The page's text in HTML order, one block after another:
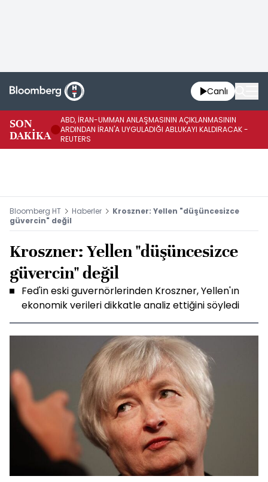
Canlı
SON
DAKİKA
ABD, İRAN-UMMAN ANLAŞMASININ AÇIKLANMASININ
ARDINDAN İRAN'A UYGULADIĞI ABLUKAYI KALDIRACAK -
REUTERS
Bloomberg HT Haberler
Kroszner: Yellen "düşüncesizce
güvercin" değil
Kroszner: Yellen "düşüncesizce
güvercin" değil
Fed'in eski guvernörlerinden Kroszner, Yellen'ın
ekonomik verileri dikkatle analiz ettiğini söyledi